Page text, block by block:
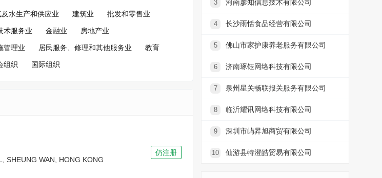
水生产和供应业 建筑业 批发和零售业
术服务业 金融业 房地产业
管理业 居民服务、修理和其他服务业 教育
组织 国际组织
SHEUNG WAN, HONG KONG
仍注册
3 河南廖知信息技术有限公司
4 长沙雨恬食品经营有限公司
5 佛山市家护康养老服务有限公司
6 济南琢钰网络科技有限公司
7 泉州星关畅联报关服务有限公司
8 临沂耀讯网络科技有限公司
9 深圳市屿昇旭商贸有限公司
10 仙游县特澄皓贸易有限公司